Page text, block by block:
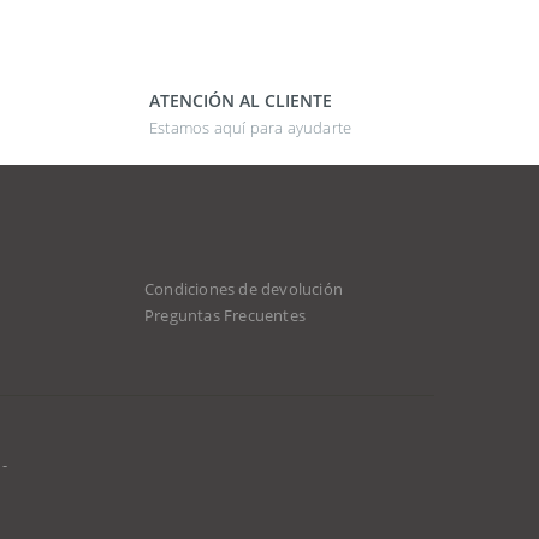
ATENCIÓN AL CLIENTE
Estamos aquí para ayudarte
Condiciones de devolución
Preguntas Frecuentes